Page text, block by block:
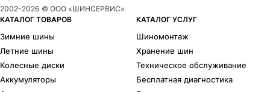
2002-2026 © ООО «ШИНСЕРВИС»
КАТАЛОГ ТОВАРОВ
Зимние шины
Летние шины
Колесные диски
Аккумуляторы
КАТАЛОГ УСЛУГ
Шиномонтаж
Хранение шин
Техническое обслуживание
Бесплатная диагностика